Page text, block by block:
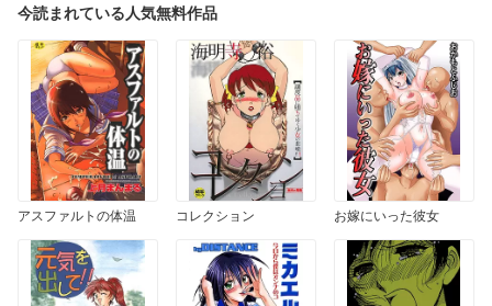
今読まれている人気無料作品
アスファルトの体温 コレクション お嫁にいった彼女